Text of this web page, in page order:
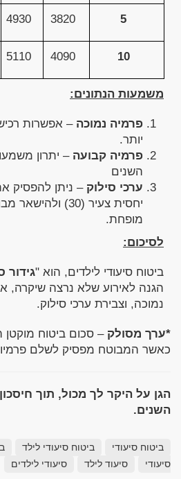
5
3820
4930
10
4090
5110
משמעות הנתונים:
פרמיה נמוכה – אפשרות
יותר.
פרמיה קבועה – יתרון
השנים
ערכי סילוק – ניתן להפסיק
יחסית צעיר (30)
מופחת.
לסיכום:
ביטוח סיעודי לילדים, הוא "גידור
הגנה לאירוע שלא נרצה שיקרה,
נמוכה, וצבירת ערכי סילוק.
*ערך מסולק – סכום ביטוח
כאשר המבוטח מפסיק לשלם
הגן על היקר לך מכול, תוך
השנים.
ביטוח סיעודי ביטוח סיעודי לילד
סיעודי
סיעוד לילד סיעודי לילדים